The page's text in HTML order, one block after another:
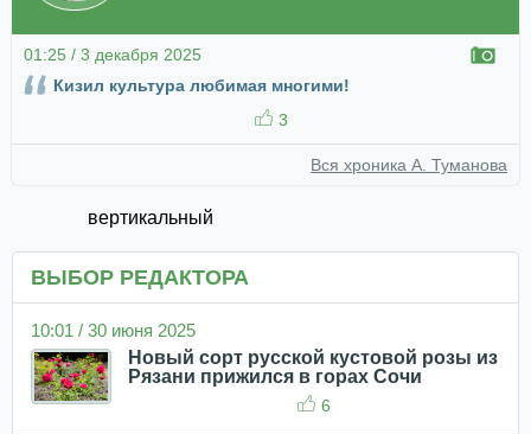
01:25 / 3 декабря 2025
Кизил культура любимая многими!
3
Вся хроника А. Туманова
вертикальный
ВЫБОР РЕДАКТОРА
10:01 / 30 июня 2025
Новый сорт русской кустовой розы из
Рязани прижился в горах Сочи
6